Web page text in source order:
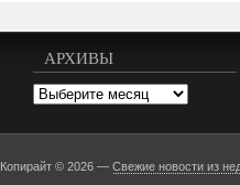
АРХИВЫ
Архивы
Копирайт © 2026 —Свежие новости из